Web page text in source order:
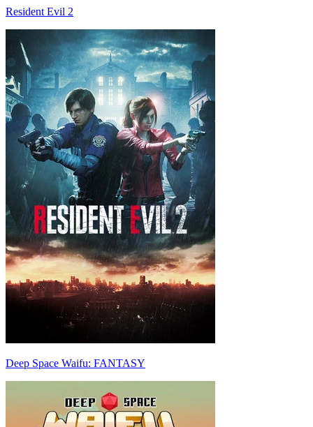
Resident Evil 2
Deep Space Waifu: FANTASY